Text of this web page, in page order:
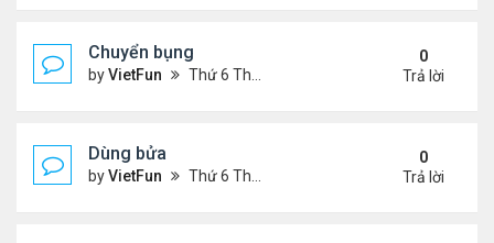
Chuyển bụng
byVietFun Thứ 6 Tháng 11 05, 2021 1:36 pm
0
Trả lời
Dùng bửa
byVietFun Thứ 6 Tháng 11 05, 2021 1:28 pm
0
Trả lời